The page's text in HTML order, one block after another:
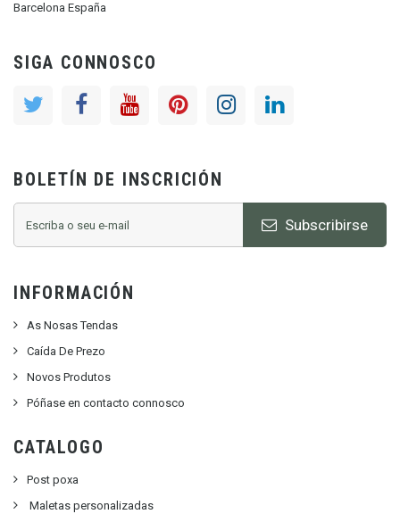
Barcelona España
SIGA CONNOSCO
BOLETÍN DE INSCRICIÓN
Subscribirse
INFORMACIÓN
As Nosas Tendas
Caída De Prezo
Novos Produtos
Póñase en contacto connosco
CATALOGO
Post poxa
Maletas personalizadas